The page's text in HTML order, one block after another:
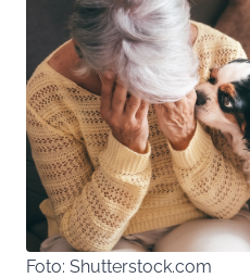
Foto: Shutterstock.com